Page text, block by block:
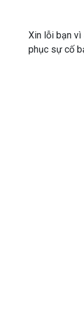
Xin lỗi bạn vì
phục sự cố